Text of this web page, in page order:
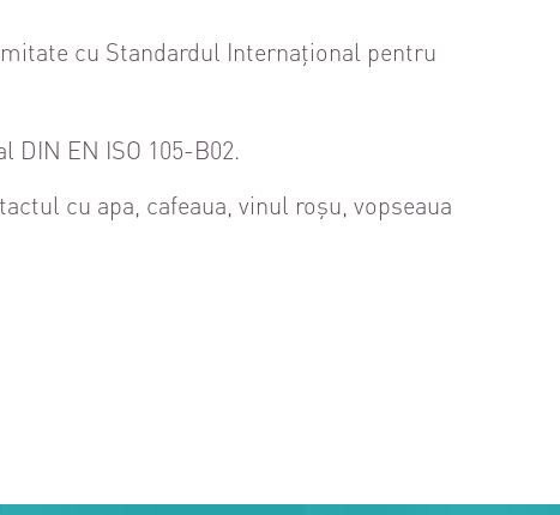
cu Standardul Internațional pentru
EN ISO 105-B02.
cu apa, cafeaua, vinul roșu, vopseaua